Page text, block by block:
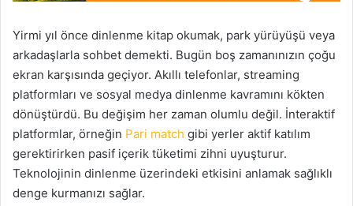
Yirmi yıl önce dinlenme kitap okumak, park yürüyüşü veya
arkadaşlarla sohbet demekti. Bugün boş zamanınızın çoğu
ekran karşısında geçiyor. Akıllı telefonlar, streaming
platformları ve sosyal medya dinlenme kavramını kökten
dönüştürdü. Bu değişim her zaman olumlu değil. İnteraktif
platformlar, örneğin Pari match gibi yerler aktif katılım
gerektirirken pasif içerik tüketimi zihni uyuşturur.
Teknolojinin dinlenme üzerindeki etkisini anlamak sağlıklı
denge kurmanızı sağlar.